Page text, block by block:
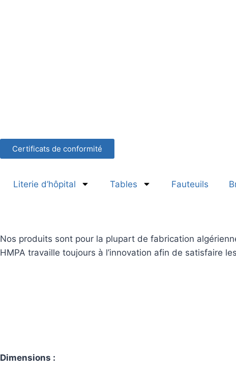
Certificats de conformité
Literie d’hôpital Tables Fauteuils
Nos produits sont pour la plupart de fabrication
HMPA travaille toujours à l’innovation afin de satisfaire
Dimensions :